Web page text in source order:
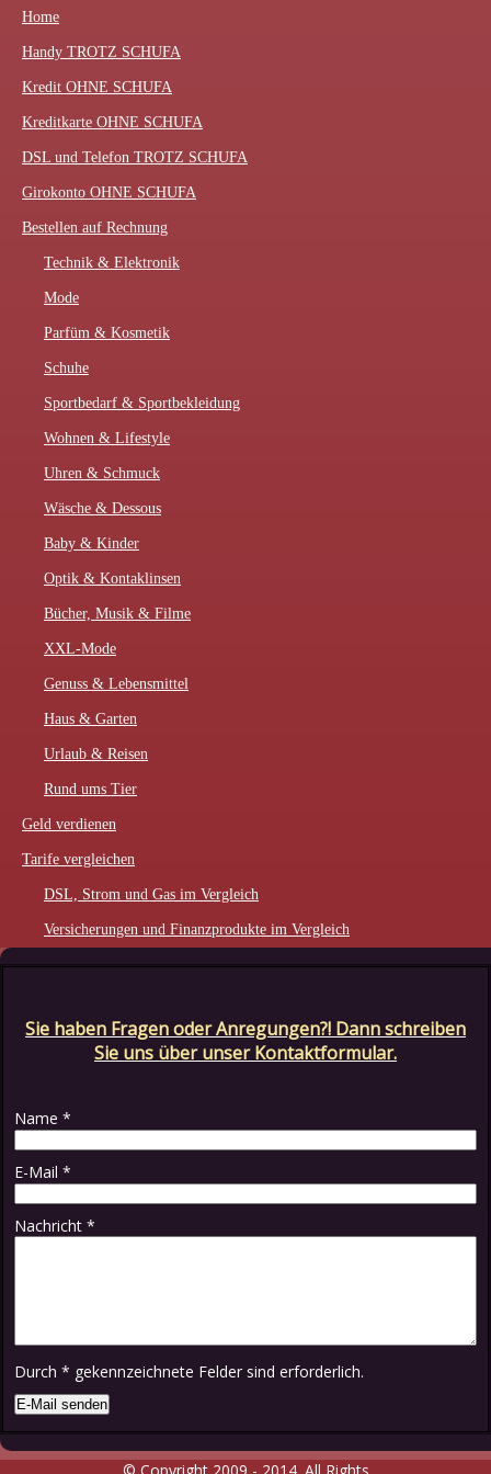
Home
Handy TROTZ SCHUFA
Kredit OHNE SCHUFA
Kreditkarte OHNE SCHUFA
DSL und Telefon TROTZ SCHUFA
Girokonto OHNE SCHUFA
Bestellen auf Rechnung
Technik & Elektronik
Mode
Parfüm & Kosmetik
Schuhe
Sportbedarf & Sportbekleidung
Wohnen & Lifestyle
Uhren & Schmuck
Wäsche & Dessous
Baby & Kinder
Optik & Kontaklinsen
Bücher, Musik & Filme
XXL-Mode
Genuss & Lebensmittel
Haus & Garten
Urlaub & Reisen
Rund ums Tier
Geld verdienen
Tarife vergleichen
DSL, Strom und Gas im Vergleich
Versicherungen und Finanzprodukte im Vergleich
Sie haben Fragen oder Anregungen?! Dann schreiben
Sie uns über unser Kontaktformular.
Name *
E-Mail *
Nachricht *
Durch * gekennzeichnete Felder sind erforderlich.